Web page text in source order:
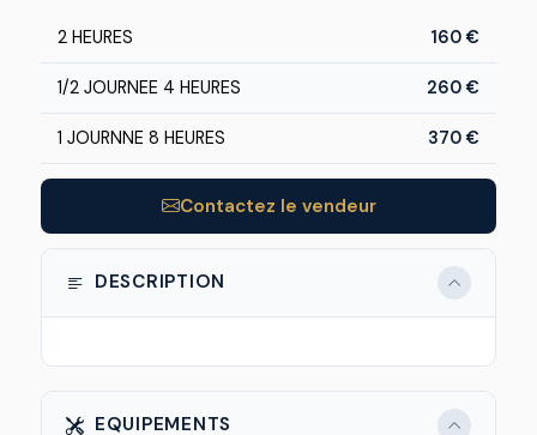
2 HEURES 160 €
1/2 JOURNEE 4 HEURES 260 €
1 JOURNNE 8 HEURES 370 €
Contactez le vendeur
DESCRIPTION
EQUIPEMENTS